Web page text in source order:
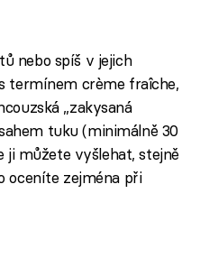
nebo spíš v jejich
termínem crème fraîche,
„zakysaná
tuku (minimálně 30
ji můžete vyšlehat, stejně
oceníte zejména při